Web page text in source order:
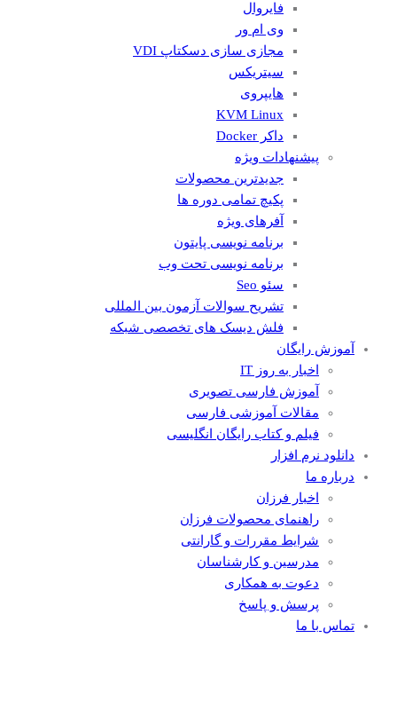
فایروال
وی ام ور
مجازی سازی دسکتاپ VDI
سیتریکس
هایپروی
KVM Linux
داکر Docker
پیشنهادات ویژه
جدیدترین محصولات
پکیچ تمامی دوره ها
آفرهای ویژه
برنامه نویسی پایتون
برنامه نویسی تحت وب
سئو Seo
تشریح سوالات آزمون بین المللی
فلش دیسک های تخصصی شبکه
آموزش رایگان
اخبار به روز IT
آموزش فارسی تصویری
مقالات آموزشی فارسی
فیلم و کتاب رایگان انگلیسی
دانلود نرم افزار
درباره ما
اخبار فرزان
راهنمای محصولات فرزان
شرایط مقررات و گارانتی
مدرسین و کارشناسان
دعوت به همکاری
پرسش و پاسخ
تماس با ما